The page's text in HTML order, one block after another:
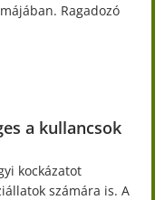
Ragadozó
a kullancsok
kockázatot
számára is. A